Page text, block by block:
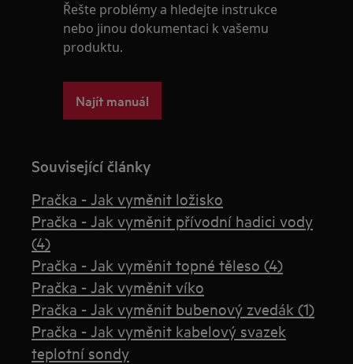
Řešte problémy a hledejte instrukce
nebo jinou dokumentaci k vašemu
produktu.
Najít manuál
Související články
Pračka - Jak vyměnit ložisko
Pračka - Jak vyměnit přívodní hadici vody
(4)
Pračka - Jak vyměnit topné těleso (4)
Pračka - Jak vyměnit víko
Pračka - Jak vyměnit bubenový zvedák (1)
Pračka - Jak vyměnit kabelový svazek
teplotní sondy